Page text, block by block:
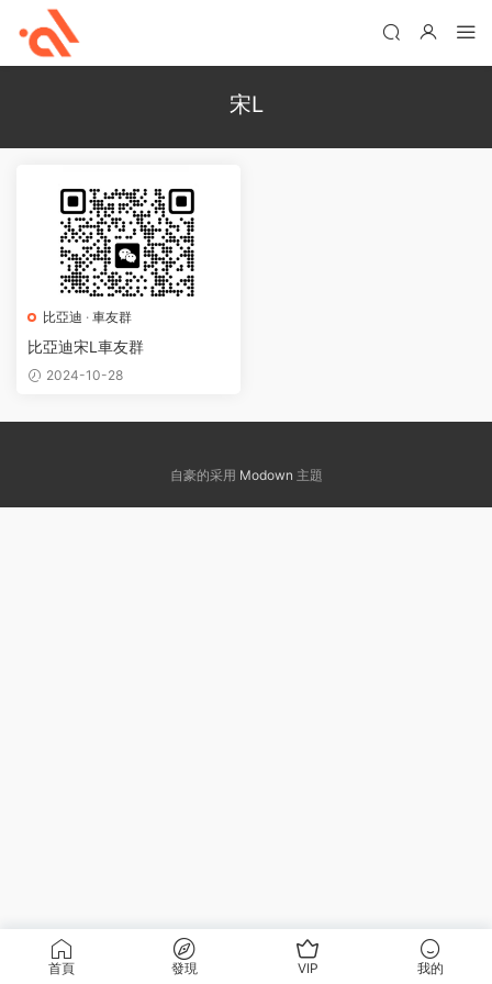
宋L
比亞迪 · 車友群
比亞迪宋L車友群
2024-10-28
自豪的采用 Modown 主題
首頁 發現 VIP 我的